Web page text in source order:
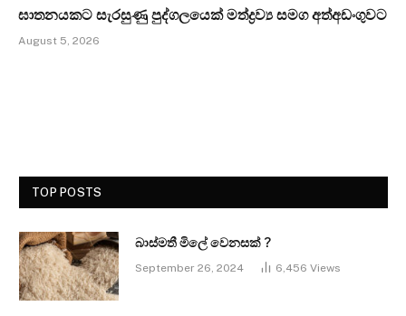
ඝාතනයකට සැරසුණු පුද්ගලයෙක් මත්ද්‍රව්‍ය සමග අත්අඩංගුවට
August 5, 2026
TOP POSTS
බාස්මතී මිලේ වෙනසක් ?
September 26, 2024 6,456 Views